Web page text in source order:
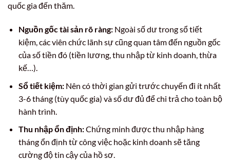
quốc gia đến thăm.
Nguồn gốc tài sản rõ ràng:Ngoài số dư trong sổ tiết
kiệm, các viên chức lãnh sự cũng quan tâm đến nguồn gốc
của số tiền đó (tiền lương, thu nhập từ kinh doanh, thừa
kế…).
Sổ tiết kiệm:Nên có thời gian gửi trước chuyến đi ít nhất
3-6 tháng (tùy quốc gia) và số dư đủ để chi trả cho toàn bộ
hành trình.
Thu nhập ổn định:Chứng minh được thu nhập hàng
tháng ổn định từ công việc hoặc kinh doanh sẽ tăng
cường độ tin cậy của hồ sơ.